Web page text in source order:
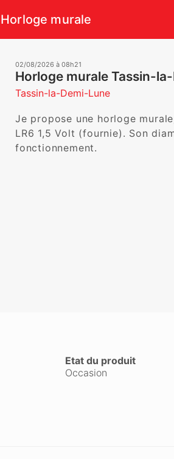
Horloge murale
02/08/2026 à 08h21
Horloge murale Tassin-
Tassin-la-Demi-Lune
Je propose une horloge
LR6 1,5 Volt (fournie). Son
fonctionnement.
Etat du produit
Occasion